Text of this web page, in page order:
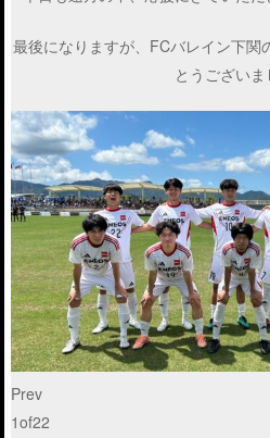
最後になりますが、FCバレイン下関
とうございま
Prev
1of22